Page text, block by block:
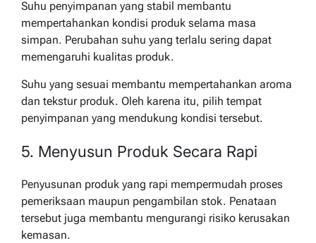
Suhu penyimpanan yang stabil membantu
mempertahankan kondisi produk selama masa
simpan. Perubahan suhu yang terlalu sering dapat
memengaruhi kualitas produk.
Suhu yang sesuai membantu mempertahankan aroma
dan tekstur produk. Oleh karena itu, pilih tempat
penyimpanan yang mendukung kondisi tersebut.
5. Menyusun Produk Secara Rapi
Penyusunan produk yang rapi mempermudah proses
pemeriksaan maupun pengambilan stok. Penataan
tersebut juga membantu mengurangi risiko kerusakan
kemasan.